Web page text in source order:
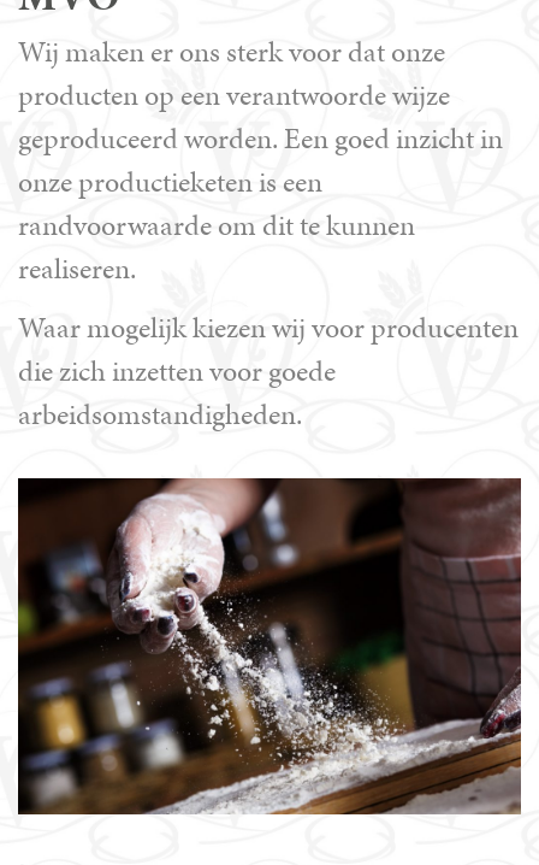
Wij maken er ons sterk voor dat onze
producten op een verantwoorde wijze
geproduceerd worden. Een goed inzicht in
onze productieketen is een
randvoorwaarde om dit te kunnen
realiseren.
Waar mogelijk kiezen wij voor producenten
die zich inzetten voor goede
arbeidsomstandigheden.